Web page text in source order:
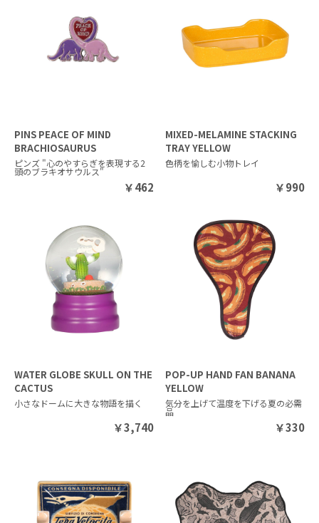
PINS PEACE OF MIND
BRACHIOSAURUS
ピンズ "心のやすらぎを表現する2
頭のブラキオサウルス"
￥462
MIXED-MELAMINE STACKING
TRAY YELLOW
色柄を愉しむ小物トレイ
￥990
WATER GLOBE SKULL ON THE
CACTUS
小さなドームに大きな物語を描く
￥3,740
POP-UP HAND FAN BANANA
YELLOW
気分を上げて温度を下げる夏の必需
品
￥330